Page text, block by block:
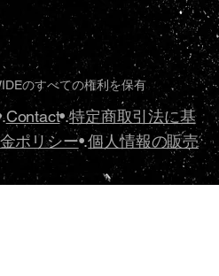
Contact•.特定商取引法に基
ポリシー•.個人情報の販売
のすべての権利を保有